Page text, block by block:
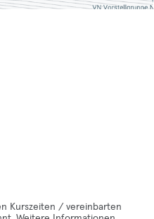
Kurszeiten / vereinbarten